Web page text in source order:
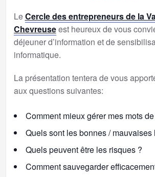
LeCercle des entrepreneurs de la
Chevreuseest heureux de vous
déjeuner d’information et de
informatique.
La présentation tentera de vous
aux questions suivantes:
Comment mieux gérer mes mots
Quels sont les bonnes / mauvaises
Quels peuvent être les risques ?
Comment sauvegarder